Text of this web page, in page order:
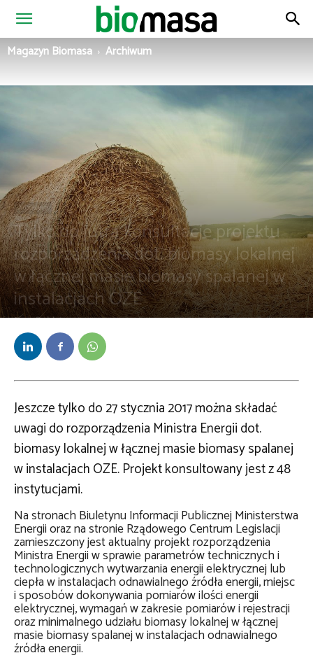
Magazyn
Biomasa
Magazyn Biomasa Archiwum
Archiwum
Tylko do jutra konsultacje projektu
rozporządzenia dot. biomasy lokalnej
w łącznej masie biomasy spalanej w
instalacjach OZE
Przez Redakcja- 26 stycznia 2017
Jeszcze tylko do 27 stycznia 2017 można składać
uwagi do rozporządzenia Ministra Energii dot.
biomasy lokalnej w łącznej masie biomasy spalanej
w instalacjach OZE. Projekt konsultowany jest z 48
instytucjami.
Na stronach Biuletynu Informacji Publicznej Ministerstwa
Energii oraz na stronie Rządowego Centrum Legislacji
zamieszczony jest aktualny projekt rozporządzenia
Ministra Energii w sprawie parametrów technicznych i
technologicznych wytwarzania energii elektrycznej lub
ciepła w instalacjach odnawialnego źródła energii, miejsc
i sposobów dokonywania pomiarów ilości energii
elektrycznej, wymagań w zakresie pomiarów i rejestracji
oraz minimalnego udziału biomasy lokalnej w łącznej
masie biomasy spalanej w instalacjach odnawialnego
źródła energii.